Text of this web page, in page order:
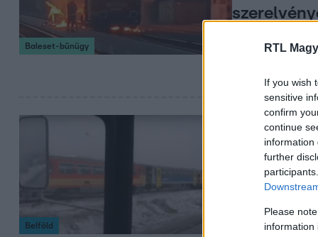
RTL
If you wish
sensitive
confirm
continue
information
further
Please
information
Baleset-bűnügy
mi okozta a
Belföld
2024. január 24.
Annyira
traktor a
Nem
vánszorgó